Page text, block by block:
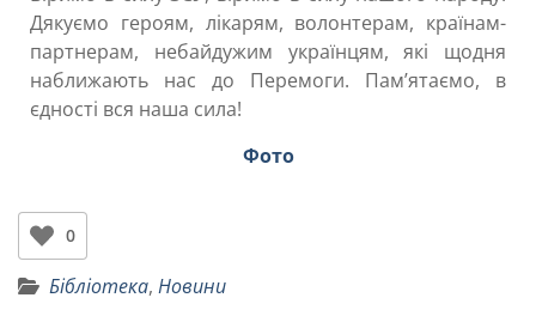
Дякуємо героям, лікарям, волонтерам, країнам-
партнерам, небайдужим українцям, які щодня
наближають нас до Перемоги. Пам’ятаємо, в
єдності вся наша сила!
Фото
0
Бібліотека, Новини